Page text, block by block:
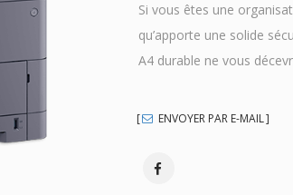
Si vous êtes une
qu’apporte une solide
A4 durable ne vous
ENVOYER PAR E-MAIL